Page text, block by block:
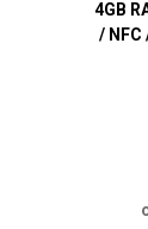
4GB
/ NFC